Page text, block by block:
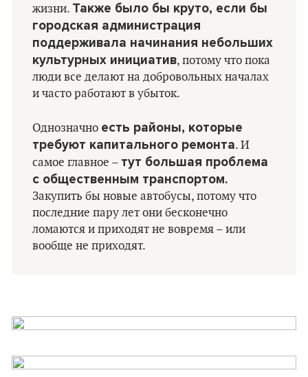
жизни. Также было бы круто, если бы
городская администрация
поддерживала начинания небольших
культурных инициатив, потому что пока
люди все делают на добровольных началах
и часто работают в убыток.
Однозначно есть районы, которые
требуют капитального ремонта. И
самое главное – тут большая проблема
с общественным транспортом.
Закупить бы новые автобусы, потому что
последние пару лет они бесконечно
ломаются и приходят не вовремя – или
вообще не приходят.